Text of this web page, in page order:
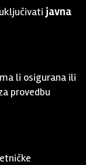
javna
li osigurana ili
provedbu